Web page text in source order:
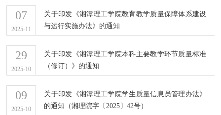
07
2025-11
关于印发《湘潭理工学院教育教学质量保障体系建设
与运行实施办法》的通知
29
2025-10
关于印发《湘潭理工学院本科主要教学环节质量标准
（修订）》的通知
09
2025-10
关于印发《湘潭理工学院学生质量信息员管理办法》
的通知（湘理院字〔2025〕42号）